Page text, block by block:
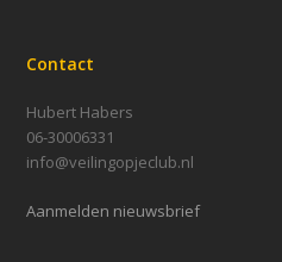
Contact
Hubert Habers
06-30006331
info@veilingopjeclub.nl
Aanmelden nieuwsbrief